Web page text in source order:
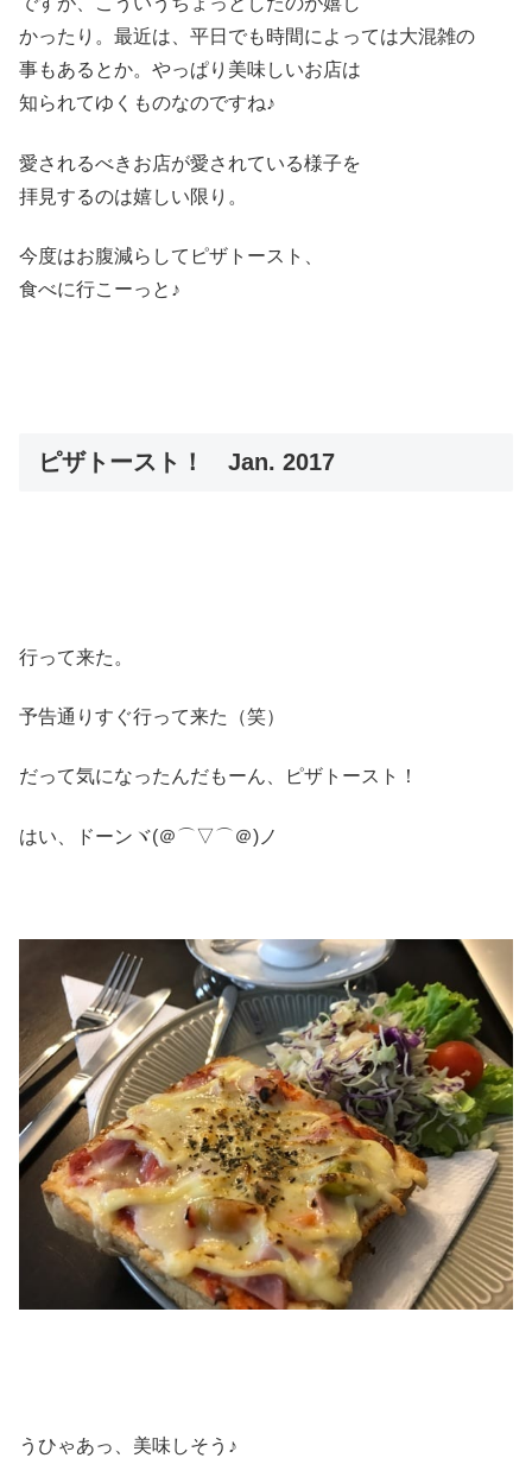
かったり。最近は、平日でも時間によっては大混雑の
事もあるとか。やっぱり美味しいお店は
知られてゆくものなのですね♪
愛されるべきお店が愛されている様子を
拝見するのは嬉しい限り。
今度はお腹減らしてピザトースト、
食べに行こーっと♪
ピザトースト！ Jan. 2017
行って来た。
予告通りすぐ行って来た（笑）
だって気になったんだもーん、ピザトースト！
はい、ドーンヾ(＠⌒▽⌒＠)ノ
うひゃあっ、美味しそう♪